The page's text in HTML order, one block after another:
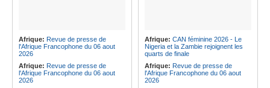
Afrique: Revue de presse de
l'Afrique Francophone du 06 aout
2026
Afrique: Revue de presse de
l'Afrique Francophone du 06 aout
2026
Afrique: CAN féminine 2026 - Le
Nigeria et la Zambie rejoignent les
quarts de finale
Afrique: Revue de presse de
l'Afrique Francophone du 06 aout
2026